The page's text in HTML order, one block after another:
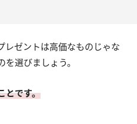
レゼントは高価なものじゃな
選びましょう。
とです。